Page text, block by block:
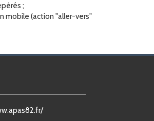
;
mobile (action "aller-vers"